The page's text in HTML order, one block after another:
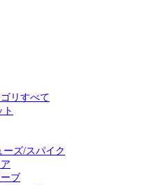
リすべて
ズ/スパイク
ブ